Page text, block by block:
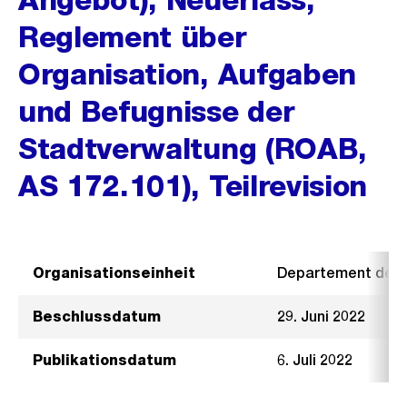
Reglement über
Organisation, Aufgaben
und Befugnisse der
Stadtverwaltung (ROAB,
AS 172.101), Teilrevision
Organisationseinheit Departement der
Beschlussdatum 29. Juni 2022
Publikationsdatum 6. Juli 2022